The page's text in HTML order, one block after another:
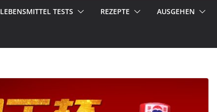
LEBENSMITTEL TESTS REZEPTE AUSGEHEN